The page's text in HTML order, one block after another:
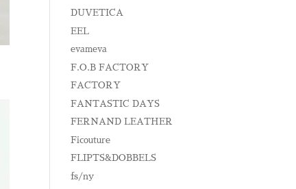
DUVETICA
EEL
evameva
F.O.B FACTORY
FACTORY
FANTASTIC DAYS
FERNAND LEATHER
Ficouture
FLIPTS&DOBBELS
fs/ny